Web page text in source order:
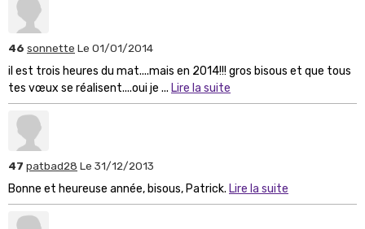
46 sonnette Le 01/01/2014
il est trois heures du mat....mais en 2014!!! gros bisous et que tous
tes vœux se réalisent....oui je ... Lire la suite
47 patbad28 Le 31/12/2013
Bonne et heureuse année, bisous, Patrick. Lire la suite